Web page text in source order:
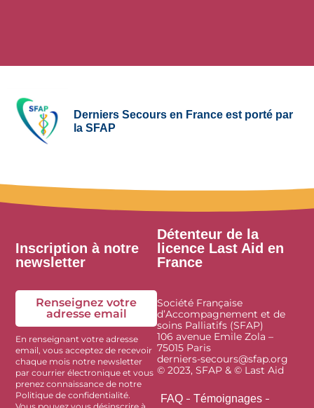
Derniers Secours en France est porté par
la SFAP
Inscription à notre
newsletter
Renseignez votre
adresse email
En renseignant votre adresse
email, vous acceptez de recevoir
chaque mois notre newsletter
par courrier électronique et vous
prenez connaissance de notre
Politique de confidentialité.
Détenteur de la
licence Last Aid en
France
Société Française
d’Accompagnement et de
soins Palliatifs (SFAP)
106 avenue Emile Zola –
75015 Paris
derniers-secours@sfap.org
© 2023, SFAP & © Last Aid
FAQ Témoignages